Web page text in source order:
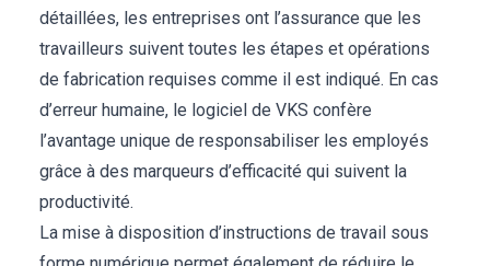
détaillées, les entreprises ont l’assurance que les
travailleurs suivent toutes les étapes et opérations
de fabrication requises comme il est indiqué. En cas
d’erreur humaine, le logiciel de VKS confère
l’avantage unique de responsabiliser les employés
grâce à des marqueurs d’efficacité qui suivent la
productivité.
La mise à disposition d’instructions de travail sous